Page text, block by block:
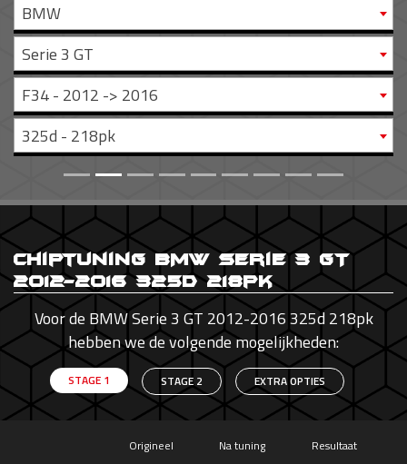
BMW
Serie 3 GT
F34 - 2012 -> 2016
325d - 218pk
Chiptuning BMW Serie 3 GT
2012-2016 325d 218pk
Voor de BMW Serie 3 GT 2012-2016 325d 218pk
hebben we de volgende mogelijkheden:
STAGE 1 STAGE 2 EXTRA OPTIES
Origineel Na tuning Resultaat